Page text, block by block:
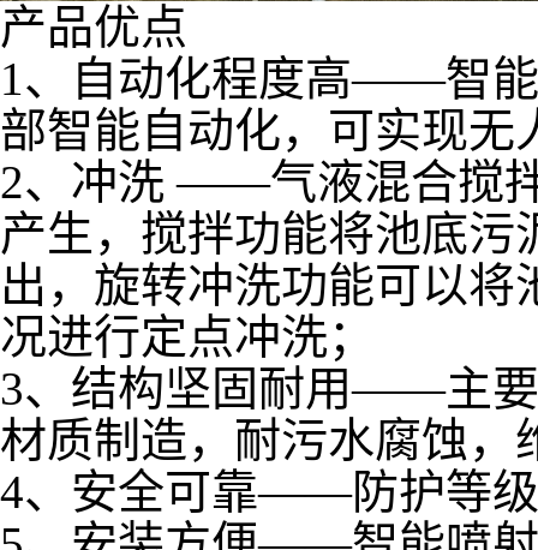
产品优点
1、自动化程度高——智
部智能自动化，可实现无
2、冲洗 ——气液混合搅
产生，搅拌功能将池底
出，旋转冲洗功能可以
况进行定点冲洗；
3、结构坚固耐用——主要
材质制造，耐污水腐蚀，
4、安全可靠——防护等级